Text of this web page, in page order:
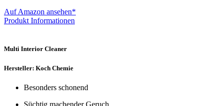
Auf Amazon ansehen*
Produkt Informationen
Multi Interior Cleaner
Hersteller: Koch Chemie
Besonders schonend
Süchtig machender Geruch